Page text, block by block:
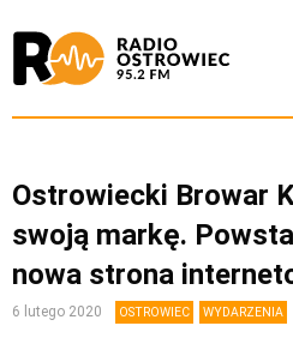
Ostrowiecki Browar
swoją markę.
nowa strona
6 lutego 2020 OSTROWIEC WYDARZENIA